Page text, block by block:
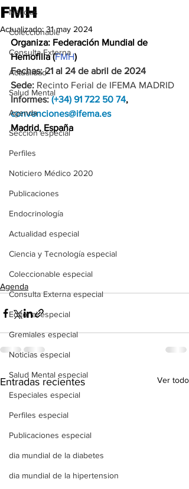
Noticias
Coleccionable
Consulta Externa
Actualidad
Salud Mental
Agenda
Sección especial
Perfiles
Noticiero Médico 2020
Publicaciones
Endocrinología
Actualidad especial
Ciencia y Tecnología especial
Coleccionable especial
Consulta Externa especial
Editorial especial
Gremiales especial
Noticias especial
Salud Mental especial
Especiales especial
Perfiles especial
Publicaciones especial
dia mundial de la diabetes
dia mundial de la hipertension
FMH
Actualizado:31 may 2024
Organiza: Federación Mundial de
Hemofilia (FMH)
Fechas: 21 al 24 de abril de 2024
Sede: Recinto Ferial de IFEMA MADRID
Informes: (+34) 91 722 50 74,
convenciones@ifema.es
Madrid, España
Agenda
Entradas recientes Ver todo